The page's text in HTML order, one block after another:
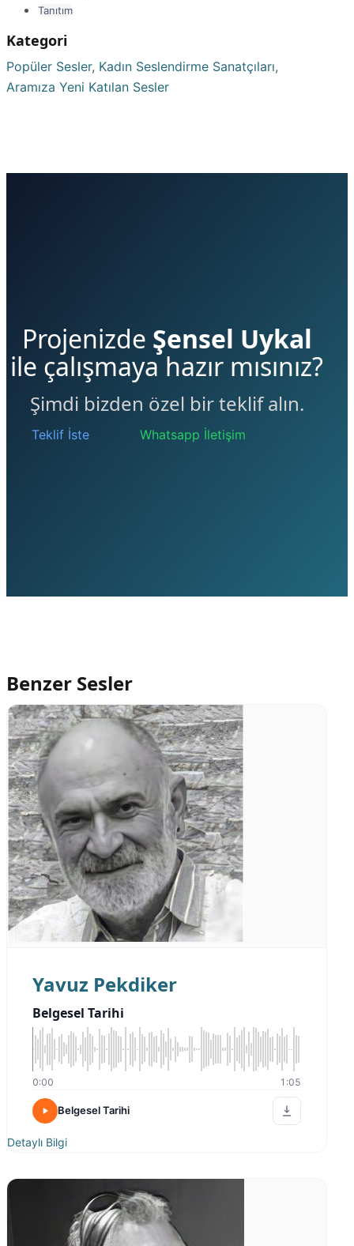
Tanıtım
Kategori
Popüler Sesler, Kadın Seslendirme Sanatçıları,
Aramıza Yeni Katılan Sesler
Projenizde Şensel Uykal
ile çalışmaya hazır mısınız?
Şimdi bizden özel bir teklif alın.
Teklif İste Whatsapp İletişim
Benzer Sesler
Yavuz Pekdiker
Belgesel Tarihi
0:00 1:05
Belgesel Tarihi
Detaylı Bilgi